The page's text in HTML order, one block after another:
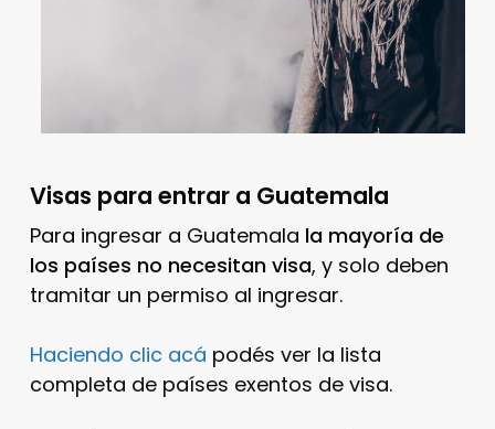
Visas para entrar a Guatemala
Para ingresar a Guatemala la mayoría de
los países no necesitan visa, y solo deben
tramitar un permiso al ingresar.
Haciendo clic acá podés ver la lista
completa de países exentos de visa.